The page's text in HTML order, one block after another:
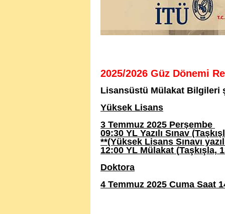
2025/2026 Güz Dönemi
Lisansüstü Mülakat Bilgileri
Yüksek Lisans
3 Temmuz 2025 Perşembe
09:30 YL Yazılı Sınav
**(Yüksek Lisans Sınavı
12:00 YL Mülakat (Taşkışla,
Doktora
4 Temmuz 2025 Cuma Saat